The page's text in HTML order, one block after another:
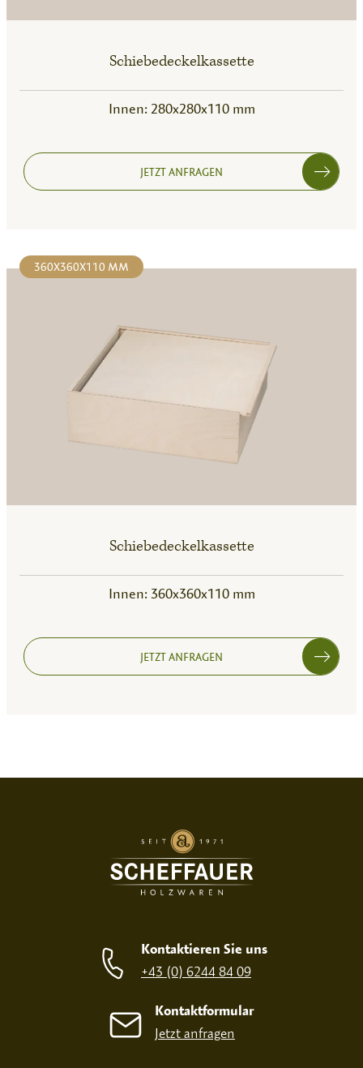
Schiebedeckelkassette
Innen: 280x280x110 mm
JETZT ANFRAGEN
360X360X110 MM
Schiebedeckelkassette
Innen: 360x360x110 mm
JETZT ANFRAGEN
Kontaktieren Sie uns
+43 (0) 6244 84 09
Kontaktformular
Jetzt anfragen